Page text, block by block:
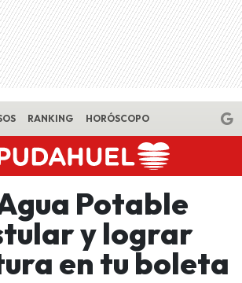
RANKING HORÓSCOPO
Potable
y lograr
en tu boleta